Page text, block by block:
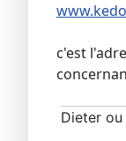
c'est
Dieter ou